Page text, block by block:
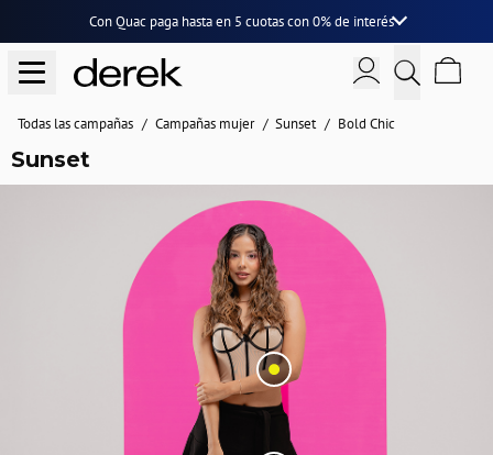
Con Quac paga hasta en 5 cuotascon0% de interés
Todas las campañas Campañas mujer Sunset Bold Chic
Sunset